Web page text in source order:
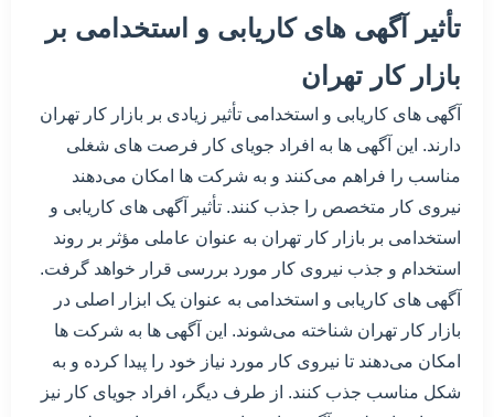
تأثیر آگهی های کاریابی و استخدامی بر
بازار کار تهران
آگهی های کاریابی و استخدامی تأثیر زیادی بر بازار کار تهران
دارند. این آگهی ها به افراد جویای کار فرصت های شغلی
مناسب را فراهم می‌کنند و به شرکت ها امکان می‌دهند
نیروی کار متخصص را جذب کنند. تأثیر آگهی های کاریابی و
استخدامی بر بازار کار تهران به عنوان عاملی مؤثر بر روند
استخدام و جذب نیروی کار مورد بررسی قرار خواهد گرفت.
آگهی های کاریابی و استخدامی به عنوان یک ابزار اصلی در
بازار کار تهران شناخته می‌شوند. این آگهی ها به شرکت ها
امکان می‌دهند تا نیروی کار مورد نیاز خود را پیدا کرده و به
شکل مناسب جذب کنند. از طرف دیگر، افراد جویای کار نیز